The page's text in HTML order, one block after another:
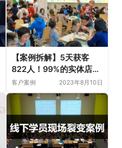
【案例拆解】5天获客
822人！99%的实体店老
板都不知道这个裂变获客
方法，爆单飞起！
客户案例 2023年8月10日